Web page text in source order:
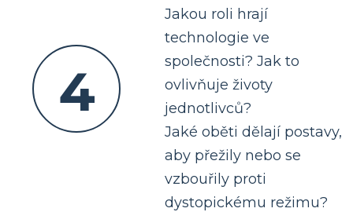
4
Jakou roli hrají
technologie ve
společnosti? Jak to
ovlivňuje životy
jednotlivců?
Jaké oběti dělají postavy,
aby přežily nebo se
vzbouřily proti
dystopickému režimu?